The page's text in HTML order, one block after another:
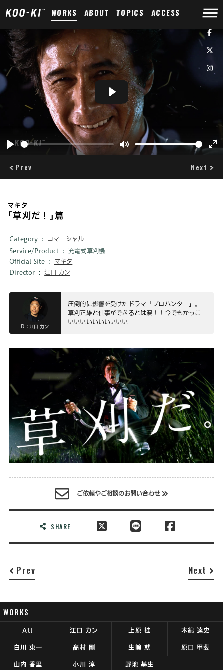
WORKS ABOUT TOPICS ACCESS
Mute
Play
Prev Next
マキタ
｢草刈だ！｣篇
Category
コマーシャル
Service/Product
充電式草刈機
Official Site
マキタ
Director
江口 カン
D：江口 カン
圧倒的に影響を受けたドラマ「プロハンター」。
草刈正雄と仕事ができるとは涙！！今でもかっこ
いいいいいいいいいい
ご依頼やご相談のお問い合わせ
SHARE
Prev Next
WORKS
All 江口 カン 上原 桂 木綿 達史
白川 東一 髙村 剛 生嶋 就 原口 甲斐
山内 香里 小川 淳 野地 基生